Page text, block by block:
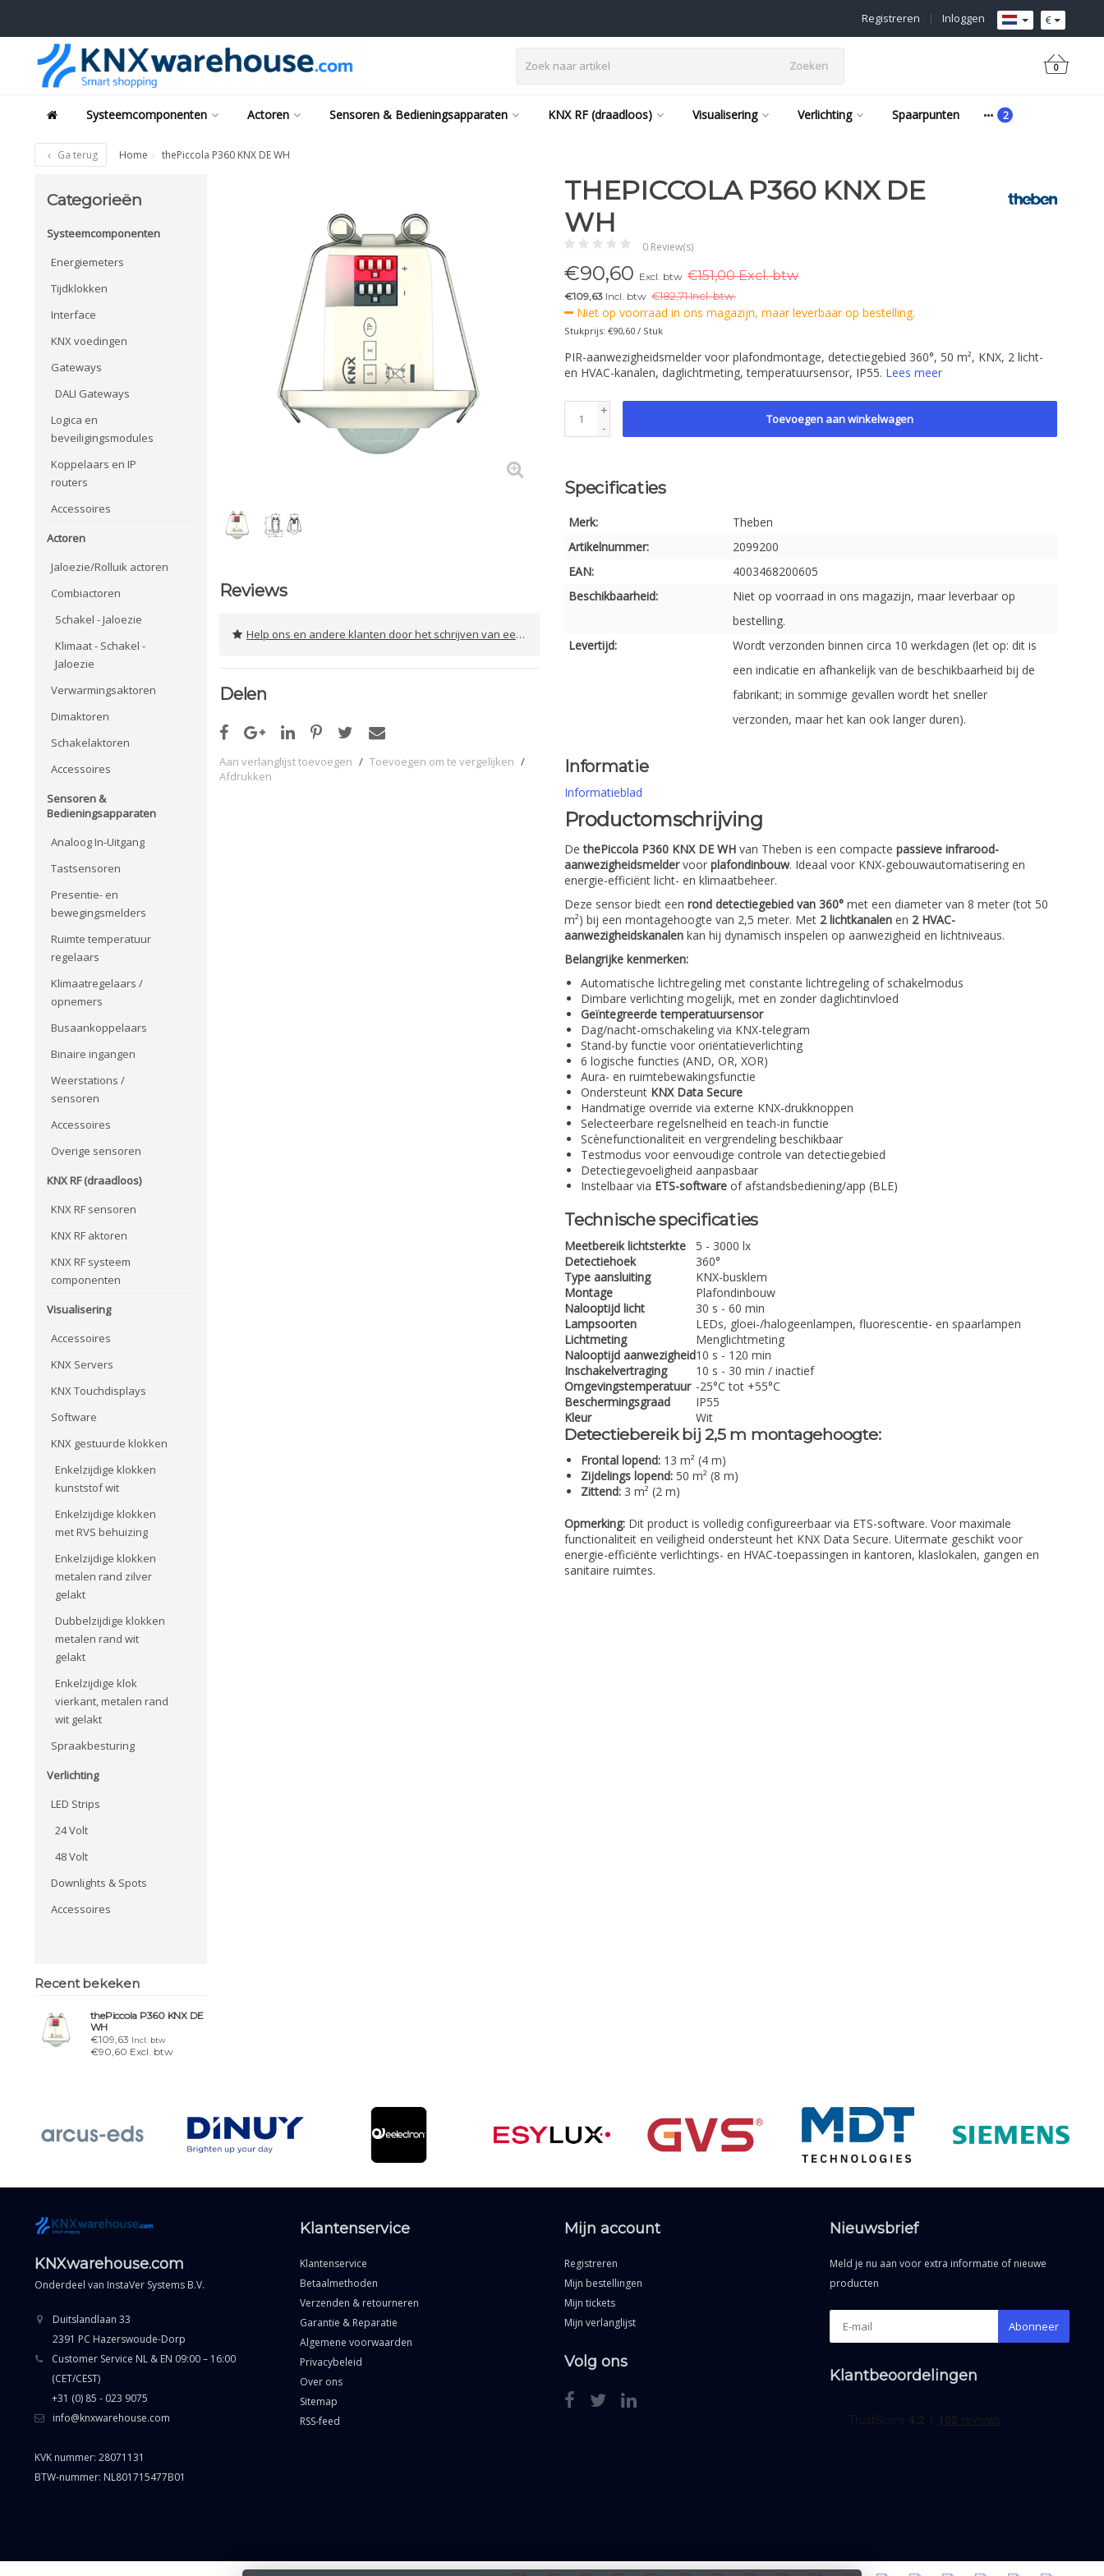
€
Inloggen
|
Registreren
Zoeken 0
Systeemcomponenten Actoren Sensoren & Bedieningsapparaten KNX RF (draadloos) Visualisering Verlichting Spaarpunten
Ga terug Home thePiccola P360 KNX DE WH
Categorieën
Systeemcomponenten
Energiemeters
Tijdklokken
Interface
KNX voedingen
Gateways
DALI Gateways
Logica en
beveiligingsmodules
Koppelaars en IP
routers
Accessoires
Actoren
Jaloezie/Rolluik actoren
Combiactoren
Schakel - Jaloezie
Klimaat - Schakel -
Jaloezie
Verwarmingsaktoren
Dimaktoren
Schakelaktoren
Accessoires
Sensoren &
Bedieningsapparaten
Analoog In-Uitgang
Tastsensoren
Presentie- en
bewegingsmelders
Ruimte temperatuur
regelaars
Klimaatregelaars /
opnemers
Busaankoppelaars
Binaire ingangen
Weerstations /
sensoren
Accessoires
Overige sensoren
KNX RF (draadloos)
KNX RF sensoren
KNX RF aktoren
KNX RF systeem
componenten
Visualisering
Accessoires
KNX Servers
KNX Touchdisplays
Software
KNX gestuurde klokken
Enkelzijdige klokken
kunststof wit
Enkelzijdige klokken
met RVS behuizing
Enkelzijdige klokken
metalen rand zilver
gelakt
Dubbelzijdige klokken
metalen rand wit
gelakt
Enkelzijdige klok
vierkant, metalen rand
wit gelakt
Spraakbesturing
Verlichting
LED Strips
24 Volt
48 Volt
Downlights & Spots
Accessoires
Recent bekeken
thePiccola P360 KNX DE
WH
€109,63 Incl. btw
€90,60 Excl. btw
Reviews
Help ons en andere klanten door het schrijven van een review
Delen
Aan verlanglijst toevoegen / Toevoegen om te vergelijken /
Afdrukken
THEPICCOLA P360 KNX DE
WH
0 Review(s)
€90,60 Excl. btw €151,00 Excl. btw
€109,63 Incl. btw €182,71 Incl. btw.
Niet op voorraad in ons magazijn, maar leverbaar op bestelling.
Stukprijs: €90,60 / Stuk
PIR-aanwezigheidsmelder voor plafondmontage, detectiegebied 360°, 50 m², KNX, 2 licht-
en HVAC-kanalen, daglichtmeting, temperatuursensor, IP55. Lees meer
+
-
Toevoegen aan winkelwagen
Specificaties
Merk:
Theben
Artikelnummer:
2099200
EAN:
4003468200605
Beschikbaarheid:
Niet op voorraad in ons magazijn, maar leverbaar op
bestelling.
Levertijd:
Wordt verzonden binnen circa 10 werkdagen (let op: dit is
een indicatie en afhankelijk van de beschikbaarheid bij de
fabrikant; in sommige gevallen wordt het sneller
verzonden, maar het kan ook langer duren).
Informatie
Informatieblad
Productomschrijving
DethePiccola P360 KNX DE WH van Theben is een compacte passieve infrarood-
aanwezigheidsmeldervoor plafondinbouw. Ideaal voor KNX-gebouwautomatisering en
energie-efficiënt licht- en klimaatbeheer.
Deze sensor biedt een rond detectiegebied van 360° met een diameter van 8 meter (tot 50
m²) bij een montagehoogte van 2,5 meter. Met 2 lichtkanalen en 2 HVAC-
aanwezigheidskanalen kan hij dynamisch inspelen op aanwezigheid en lichtniveaus.
Belangrijke kenmerken:
Automatische lichtregeling met constante lichtregeling of schakelmodus
Dimbare verlichting mogelijk, met en zonder daglichtinvloed
Geïntegreerde temperatuursensor
Dag/nacht-omschakeling via KNX-telegram
Stand-by functie voor oriëntatieverlichting
6 logische functies (AND, OR, XOR)
Aura- en ruimtebewakingsfunctie
Ondersteunt KNX Data Secure
Handmatige override via externe KNX-drukknoppen
Selecteerbare regelsnelheid en teach-in functie
Scènefunctionaliteit en vergrendeling beschikbaar
Testmodus voor eenvoudige controle van detectiegebied
Detectiegevoeligheid aanpasbaar
Instelbaar via ETS-software of afstandsbediening/app (BLE)
Technische specificaties
Meetbereik lichtsterkte
5 - 3000 lx
Detectiehoek
360°
Type aansluiting
KNX-busklem
Montage
Plafondinbouw
Nalooptijd licht
30 s - 60 min
Lampsoorten
LEDs, gloei-/halogeenlampen, fluorescentie- en spaarlampen
Lichtmeting
Menglichtmeting
Nalooptijd aanwezigheid10 s - 120 min
Inschakelvertraging
10 s - 30 min / inactief
Omgevingstemperatuur -25°C tot +55°C
Beschermingsgraad
IP55
Kleur
Wit
Detectiebereik bij 2,5 m montagehoogte:
Frontal lopend: 13 m² (4 m)
Zijdelings lopend: 50 m² (8 m)
Zittend: 3 m² (2 m)
Opmerking: Dit product is volledig configureerbaar via ETS-software. Voor maximale
functionaliteit en veiligheid ondersteunt het KNX Data Secure. Uitermate geschikt voor
energie-efficiënte verlichtings- en HVAC-toepassingen in kantoren, klaslokalen, gangen en
sanitaire ruimtes.
KNXwarehouse.com
Onderdeel van InstaVer Systems B.V.
Duitslandlaan 33
2391 PC Hazerswoude-Dorp
Customer Service NL & EN 09:00 – 16:00
(CET/CEST)
+31 (0) 85 - 023 9075
info@knxwarehouse.com
KVK nummer: 28071131
BTW-nummer: NL801715477B01
Klantenservice
Klantenservice
Betaalmethoden
Verzenden & retourneren
Garantie & Reparatie
Algemene voorwaarden
Privacybeleid
Over ons
Sitemap
RSS-feed
Mijn account
Registreren
Mijn bestellingen
Mijn tickets
Mijn verlanglijst
Volg ons
Nieuwsbrief
Meld je nu aan voor extra informatie of nieuwe
producten
Abonneer
Klantbeoordelingen